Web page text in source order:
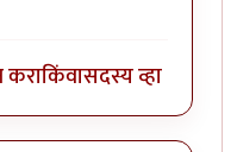
कराकिंवासदस्य व्हा